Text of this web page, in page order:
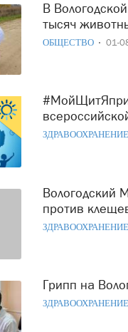
В Вологодской области от бешенства привили более 16
тысяч
ОБЩЕСТВО 01-
#МойЩитЯпривит: Вологда присоединилась ко
ЗДРАВООХРАНЕНИЕ
Вологодский Минздрав закупил российскую вакцину
против
ЗДРАВООХРАНЕНИЕ
Грипп на
ЗДРАВООХРАНЕНИЕ